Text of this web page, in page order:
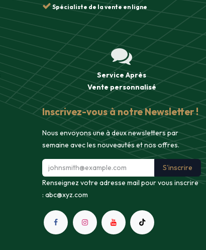
Service Après
Ventepersonnalisé
Inscrivez-vous à notre Newsletter !
Nous envoyons une à deux newsletters par
semaine avec les nouveautés et nos offres.
S'inscrire
Renseignez votre adresse mail pour vous inscrire
: abc@xyz.com
Spécialiste de la vente en ligne